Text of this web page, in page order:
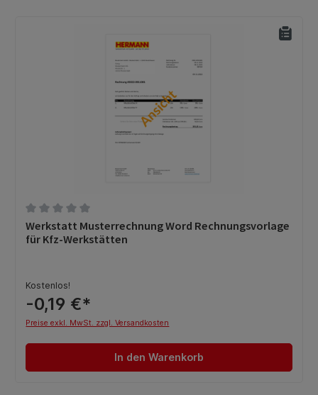
Durchschnittliche Bewertung von 0 von 5 Sternen
Werkstatt Musterrechnung Word Rechnungsvorlage
für Kfz-Werkstätten
Kostenlos!
-0,19 €*
Preise exkl. MwSt. zzgl. Versandkosten
In den Warenkorb